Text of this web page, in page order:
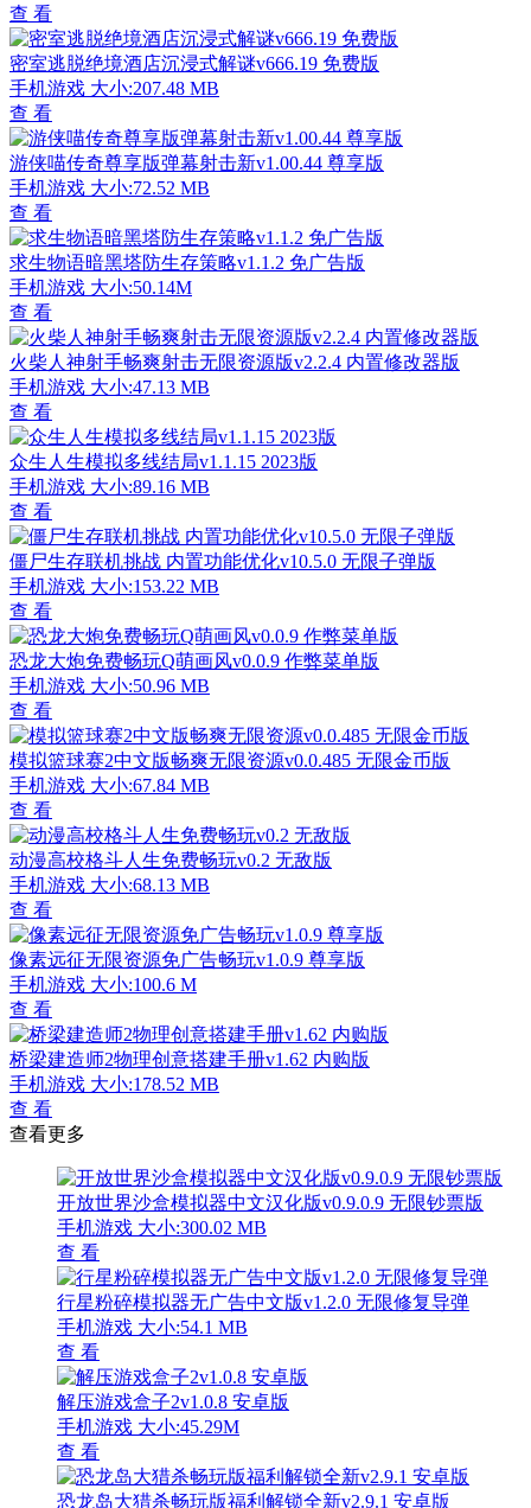
查 看
密室逃脱绝境酒店沉浸式解谜v666.19 免费版
手机游戏 大小:207.48 MB
查 看
游侠喵传奇尊享版弹幕射击新v1.00.44 尊享版
手机游戏 大小:72.52 MB
查 看
求生物语暗黑塔防生存策略v1.1.2 免广告版
手机游戏 大小:50.14M
查 看
火柴人神射手畅爽射击无限资源版v2.2.4 内置修改器版
手机游戏 大小:47.13 MB
查 看
众生人生模拟多线结局v1.1.15 2023版
手机游戏 大小:89.16 MB
查 看
僵尸生存联机挑战 内置功能优化v10.5.0 无限子弹版
手机游戏 大小:153.22 MB
查 看
恐龙大炮免费畅玩Q萌画风v0.0.9 作弊菜单版
手机游戏 大小:50.96 MB
查 看
模拟篮球赛2中文版畅爽无限资源v0.0.485 无限金币版
手机游戏 大小:67.84 MB
查 看
动漫高校格斗人生免费畅玩v0.2 无敌版
手机游戏 大小:68.13 MB
查 看
像素远征无限资源免广告畅玩v1.0.9 尊享版
手机游戏 大小:100.6 M
查 看
桥梁建造师2物理创意搭建手册v1.62 内购版
手机游戏 大小:178.52 MB
查 看
查看更多
开放世界沙盒模拟器中文汉化版v0.9.0.9 无限钞票版
手机游戏 大小:300.02 MB
查 看
行星粉碎模拟器无广告中文版v1.2.0 无限修复导弹
手机游戏 大小:54.1 MB
查 看
解压游戏盒子2v1.0.8 安卓版
手机游戏 大小:45.29M
查 看
恐龙岛大猎杀畅玩版福利解锁全新v2.9.1 安卓版